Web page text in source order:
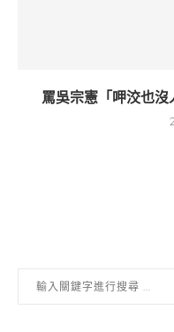
罵吳宗憲「呷洨也